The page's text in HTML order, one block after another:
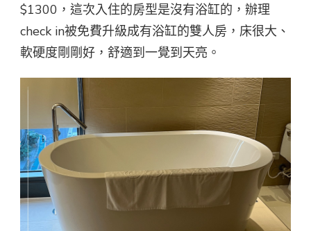
$1300，這次入住的房型是沒有浴缸的，辦理
check in被免費升級成有浴缸的雙人房，床很大、
軟硬度剛剛好，舒適到一覺到天亮。